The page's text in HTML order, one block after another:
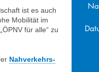
ist es auch
Mobilität im
für alle“ zu
Nahverkehrs­